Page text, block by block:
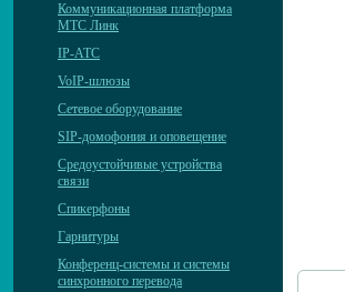
Коммуникационная платформа
МТС Линк
IP-АТС
VoIP-шлюзы
Сетевое оборудование
SIP-домофония и оповещение
Средоустойчивые устройства
связи
Спикерфоны
Гарнитуры
Конференц-системы и системы
синхронного перевода